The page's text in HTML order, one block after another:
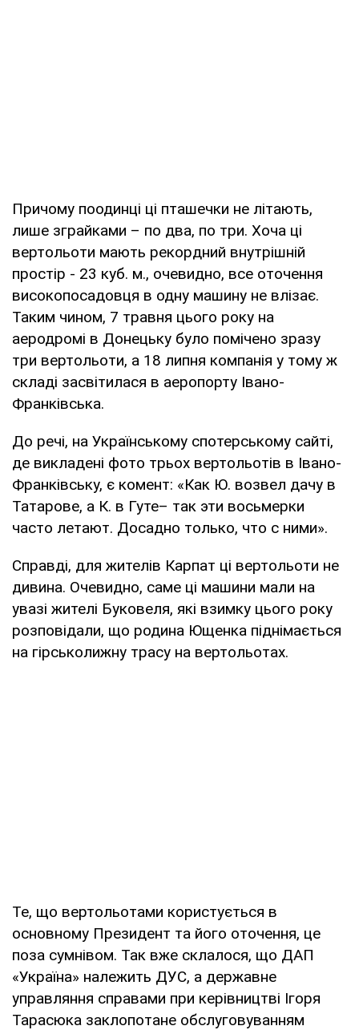
Причому поодинці ці пташечки не літають,
лише зграйками – по два, по три. Хоча ці
вертольоти мають рекордний внутрішній
простір - 23 куб. м., очевидно, все оточення
високопосадовця в одну машину не влізає.
Таким чином, 7 травня цього року на
аеродромі в Донецьку було помічено зразу
три вертольоти, а 18 липня компанія у тому ж
складі засвітилася в аеропорту Івано-
Франківська.
До речі, на Українському спотерському сайті,
де викладені фото трьох вертольотів в Івано-
Франківську, є комент: «Как Ю. возвел дачу в
Татарове, а К. в Гуте– так эти восьмерки
часто летают. Досадно только, что с ними».
Справді, для жителів Карпат ці вертольоти не
дивина. Очевидно, саме ці машини мали на
увазі жителі Буковеля, які взимку цього року
розповідали, що родина Ющенка піднімається
на гірськолижну трасу на вертольотах.
Те, що вертольотами користується в
основному Президент та його оточення, це
поза сумнівом. Так вже склалося, що ДАП
«Україна» належить ДУС, а державне
управляння справами при керівництві Ігоря
Тарасюка заклопотане обслуговуванням